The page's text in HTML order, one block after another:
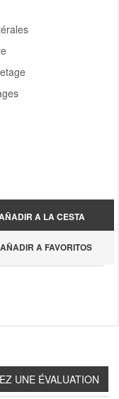
A LA CESTA
AÑADIR A FAVORITOS